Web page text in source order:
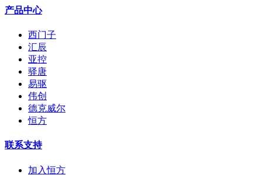
产品中心
西门子
汇辰
亚控
驿唐
易驱
伟创
德克威尔
恒方
联系支持
加入恒方